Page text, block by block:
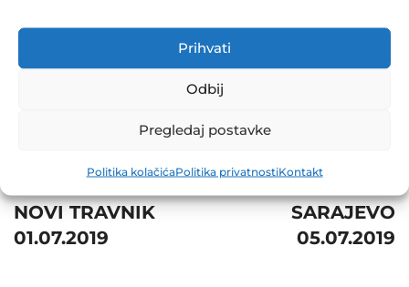
Prihvati
Odbij
Pregledaj postavke
Politika kolačićaPolitika privatnostiKontakt
Share
navigation
NOVI TRAVNIK
01.07.2019
SARAJEVO
05.07.2019